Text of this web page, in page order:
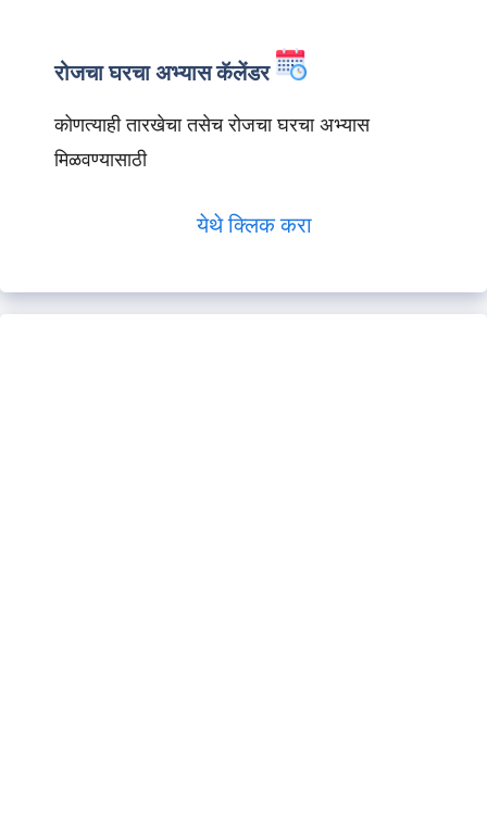
रोजचा घरचा अभ्यास कॅलेंडर
कोणत्याही तारखेचा तसेच रोजचा घरचा अभ्यास
मिळवण्यासाठी
येथे क्लिक करा